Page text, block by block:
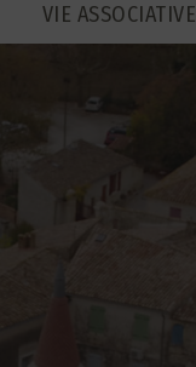
VIE ASSOCIATIVE